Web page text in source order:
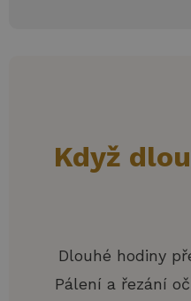
Když
Dlouhé hodiny
Pálení a řezání